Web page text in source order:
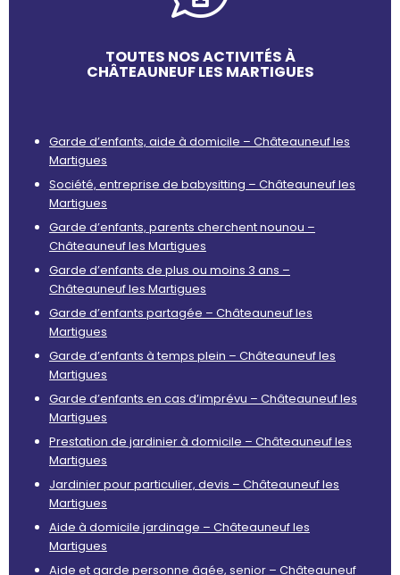
TOUTES NOS ACTIVITÉS À
CHÂTEAUNEUF LES MARTIGUES
Garde d’enfants, aide à domicile – Châteauneuf les
Martigues
Société, entreprise de babysitting – Châteauneuf les
Martigues
Garde d’enfants, parents cherchent nounou –
Châteauneuf les Martigues
Garde d’enfants de plus ou moins 3 ans –
Châteauneuf les Martigues
Garde d’enfants partagée – Châteauneuf les
Martigues
Garde d’enfants à temps plein – Châteauneuf les
Martigues
Garde d’enfants en cas d’imprévu – Châteauneuf les
Martigues
Prestation de jardinier à domicile – Châteauneuf les
Martigues
Jardinier pour particulier, devis – Châteauneuf les
Martigues
Aide à domicile jardinage – Châteauneuf les
Martigues
Aide et garde personne âgée, senior – Châteauneuf